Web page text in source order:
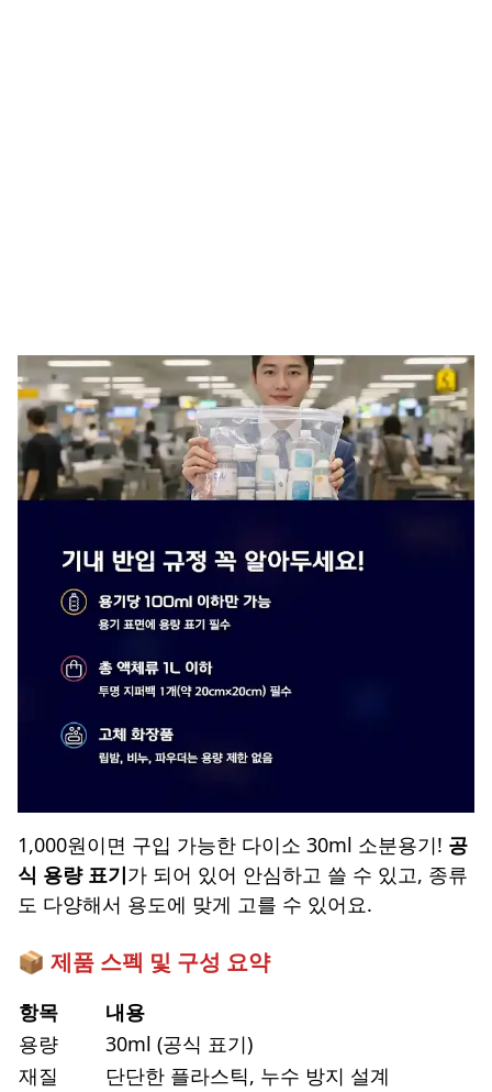
1,000원이면 구입 가능한 다이소 30ml 소분용기! 공
식 용량 표기가 되어 있어 안심하고 쓸 수 있고, 종류
도 다양해서 용도에 맞게 고를 수 있어요.
📦 제품 스펙 및 구성 요약
항목
내용
용량
30ml (공식 표기)
재질
단단한 플라스틱, 누수 방지 설계